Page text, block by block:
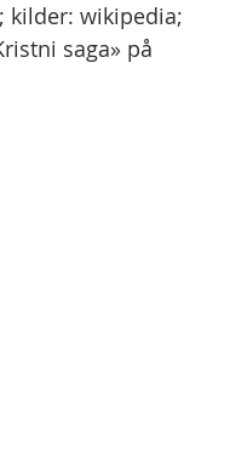
kilder: wikipedia;
saga» på